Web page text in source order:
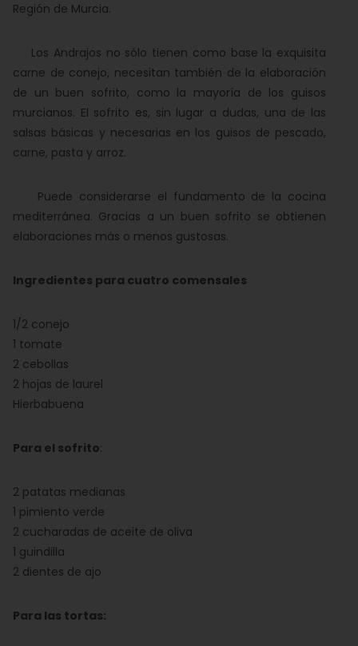
Región de Murcia.
Los Andrajos no sólo tienen como base la exquisita
carne de conejo, necesitan también de la elaboración
de un buen sofrito, como la mayoría de los guisos
murcianos. El sofrito es, sin lugar a dudas, una de las
salsas básicas y necesarias en los guisos de pescado,
carne, pasta y arroz.
Puede considerarse el fundamento de la cocina
mediterránea. Gracias a un buen sofrito se obtienen
elaboraciones más o menos gustosas.
Ingredientes para cuatro comensales
1/2 conejo
1 tomate
2 cebollas
2 hojas de laurel
Hierbabuena
Para el sofrito:
2 patatas medianas
1 pimiento verde
2 cucharadas de aceite de oliva
1 guindilla
2 dientes de ajo
Para las tortas: